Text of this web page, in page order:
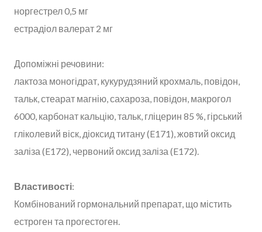
норгестрел 0,5 мг
естрадіол валерат 2 мг
Допоміжні речовини:
лактоза моногідрат, кукурудзяний крохмаль, повідон,
тальк, стеарат магнію, сахароза, повідон, макрогол
6000, карбонат кальцію, тальк, гліцерин 85 %, гірський
гліколевий віск, діоксид титану (E171), жовтий оксид
заліза (E172), червоний оксид заліза (E172).
Властивості:
Комбінований гормональний препарат, що містить
естроген та прогестоген.